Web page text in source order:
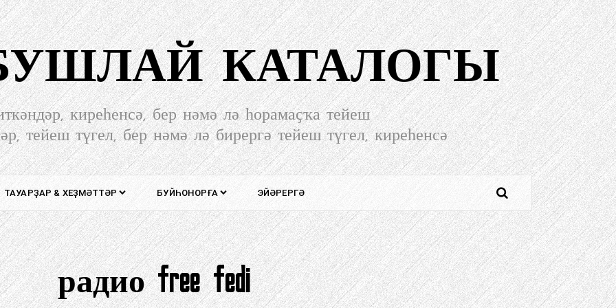
КАТАЛОГЫ
киреһенсә, бер нәмә лә һорамаҫҡа тейеш
тейеш түгел, бер нәмә лә бирергә тейеш түгел, киреһенсә
ТАУАРҘАР & ХЕҘМӘТТӘР БУЙҺОНОРҒА ЭЙӘРЕРГӘ
радио free fedi